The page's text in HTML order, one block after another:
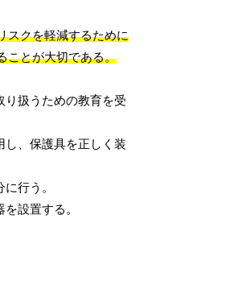
スクを軽減するために
ことが大切である。
り扱うための教育を受
し、保護具を正しく装
行う。
設置する。